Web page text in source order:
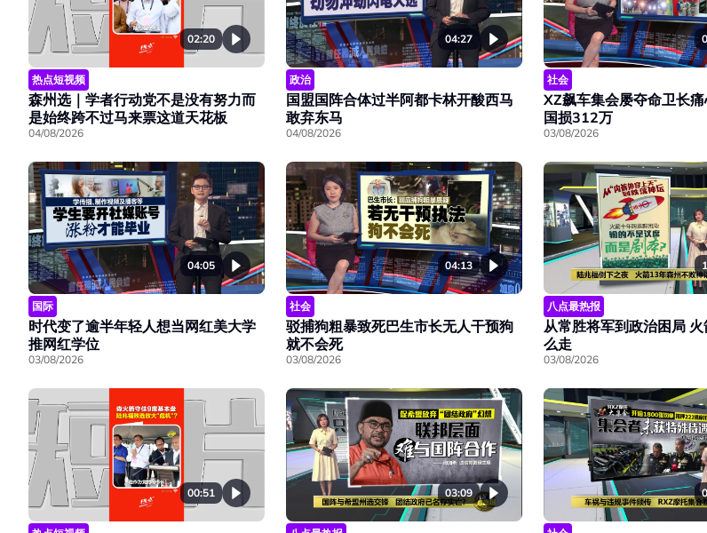
02:20
热点短视频
森州选｜学者行动党不是没有努力而
是始终跨不过马来票这道天花板
04/08/2026
04:27
政治
国盟国阵合体过半阿都卡林开酸西马
敢弃东马
04/08/2026
社会
XZ飙车集会屡夺命卫长
国损312万
03/08/2026
04:05
国际
时代变了逾半年轻人想当网红美大学
推网红学位
03/08/2026
04:13
社会
驳捕狗粗暴致死巴生市长无人干预狗
就不会死
03/08/2026
八点最热报
从常胜将军到政治困局
么走
03/08/2026
00:51 03:09